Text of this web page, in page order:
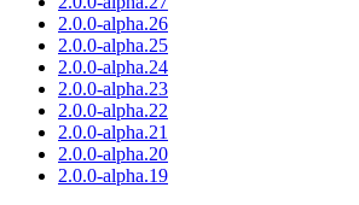
2.0.0-alpha.26
2.0.0-alpha.25
2.0.0-alpha.24
2.0.0-alpha.23
2.0.0-alpha.22
2.0.0-alpha.21
2.0.0-alpha.20
2.0.0-alpha.19